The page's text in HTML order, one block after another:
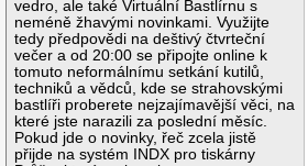
vedro, ale také Virtuální Bastlírnu s
neméně žhavými novinkami. Využijte
tedy předpovědi na deštivý čtvrteční
večer a od 20:00 se připojte online k
tomuto neformálnímu setkání kutilů,
techniků a vědců, kde se strahovskými
bastlíři proberete nejzajímavější věci, na
které jste narazili za poslední měsíc.
Pokud jde o novinky, řeč zcela jistě
přijde na systém INDX pro tiskárny